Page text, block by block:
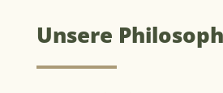
Unsere